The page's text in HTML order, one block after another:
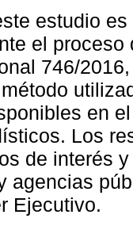
estudio
el
746/
en
Los
de interés
agencias
Ejecutivo.